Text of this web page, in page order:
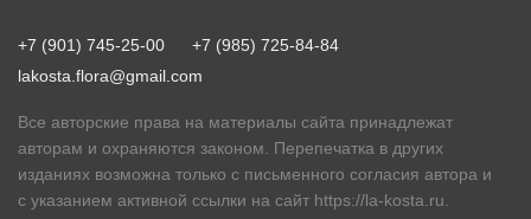
+7 (901) 745-25-00
+7 (985) 725-84-84
lakosta.flora@gmail.com
Все авторские права на материалы сайта принадлежат
авторам и охраняются законом. Перепечатка в других
изданиях возможна только с письменного согласия автора и
с указанием активной ссылки на сайт https://la-kosta.ru